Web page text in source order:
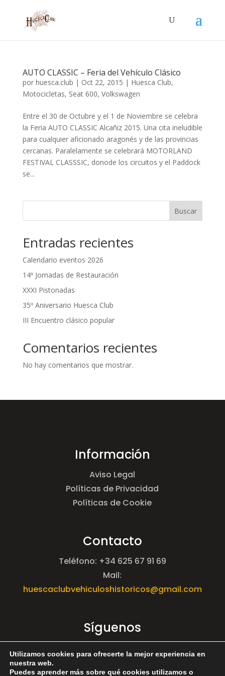
AUTO CLASSIC – Feria del Vehículo Clásico
por huesca.club | Oct 22, 2015 | Huesca Club,
Motocicletas, Seat 600, Volkswagen
Entre el 30 de Octubre y el 1 de Noviembre se celebra
la Feria AUTO CLASSIC Alcañiz 2015. Una cita ineludible
para cualquier aficionado aragonés y de las provincias
cercanas. Paralelamente se celebrará MOTORLAND
FESTIVAL CLASSSIC, donode los circuitos y el Paddock
se...
Buscar
Entradas recientes
Calendario eventos 2026
14ª Jornadas de Restauración
XXXI Pistonadas
35º Aniversario Huesca Club
III Encuentro clásico popular
Comentarios recientes
No hay comentarios que mostrar.
Información
Aviso Legal
Políticas de Privacidad
Políticas de Cookie
Contacto
Teléfono: +34 625 67 91 69
Mail:
huescaclubvehiculoshistoricos@gmail.com
Síguenos
Utilizamos cookies para ofrecerte la mejor experiencia en
nuestra web.
Puedes aprender más sobre qué cookies utilizamos o